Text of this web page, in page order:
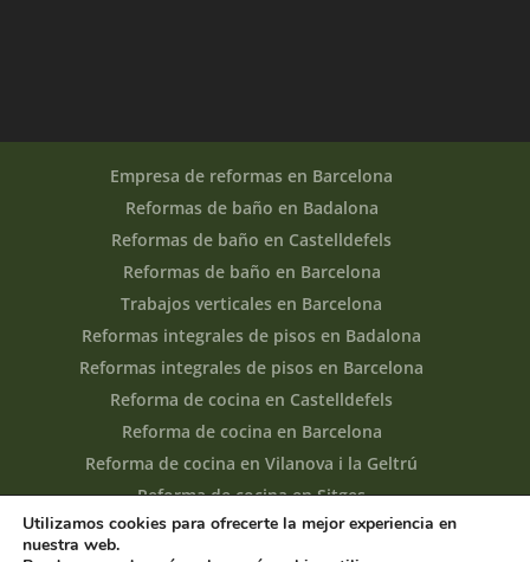
Empresa de reformas en Barcelona
Reformas de baño en Badalona
Reformas de baño en Castelldefels
Reformas de baño en Barcelona
Trabajos verticales en Barcelona
Reformas integrales de pisos en Badalona
Reformas integrales de pisos en Barcelona
Reforma de cocina en Castelldefels
Reforma de cocina en Barcelona
Reforma de cocina en Vilanova i la Geltrú
Reforma de cocina en Sitges
Utilizamos cookies para ofrecerte la mejor experiencia en
nuestra web.